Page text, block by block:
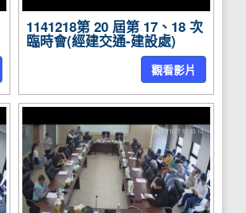
1141218第 20 屆第 17、18 次
臨時會(經建交通-建設處)
觀看影片